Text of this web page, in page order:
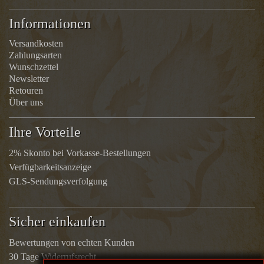
Informationen
Versandkosten
Zahlungsarten
Wunschzettel
Newsletter
Retouren
Über uns
Ihre Vorteile
2% Skonto bei Vorkasse-Bestellungen
Verfügbarkeitsanzeige
GLS-Sendungsverfolgung
Sicher einkaufen
Bewertungen von echten Kunden
30 Tage Widerrufsrecht